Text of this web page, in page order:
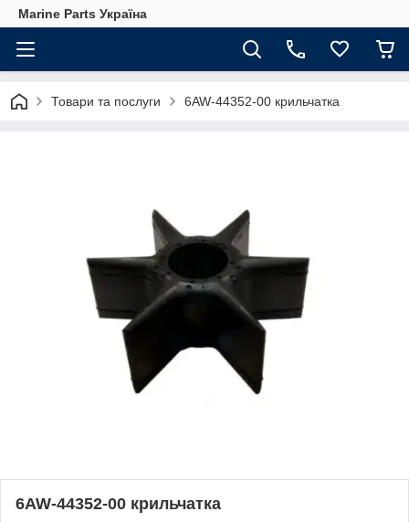
Marine Parts Україна
Товари та послуги 6AW-44352-00 крильчатка
6AW-44352-00 крильчатка